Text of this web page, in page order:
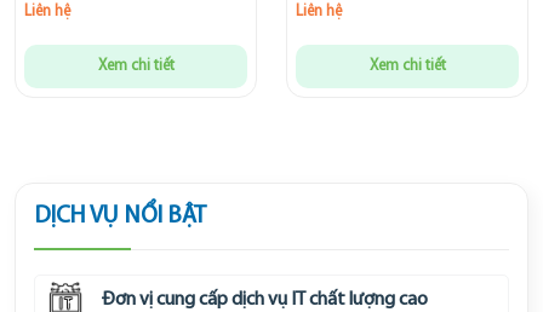
Liên hệ
Xem chi tiết
Liên hệ
Xem chi tiết
DỊCH VỤ NỔI BẬT
Đơn vị cung cấp dịch vụ IT chất lượng cao